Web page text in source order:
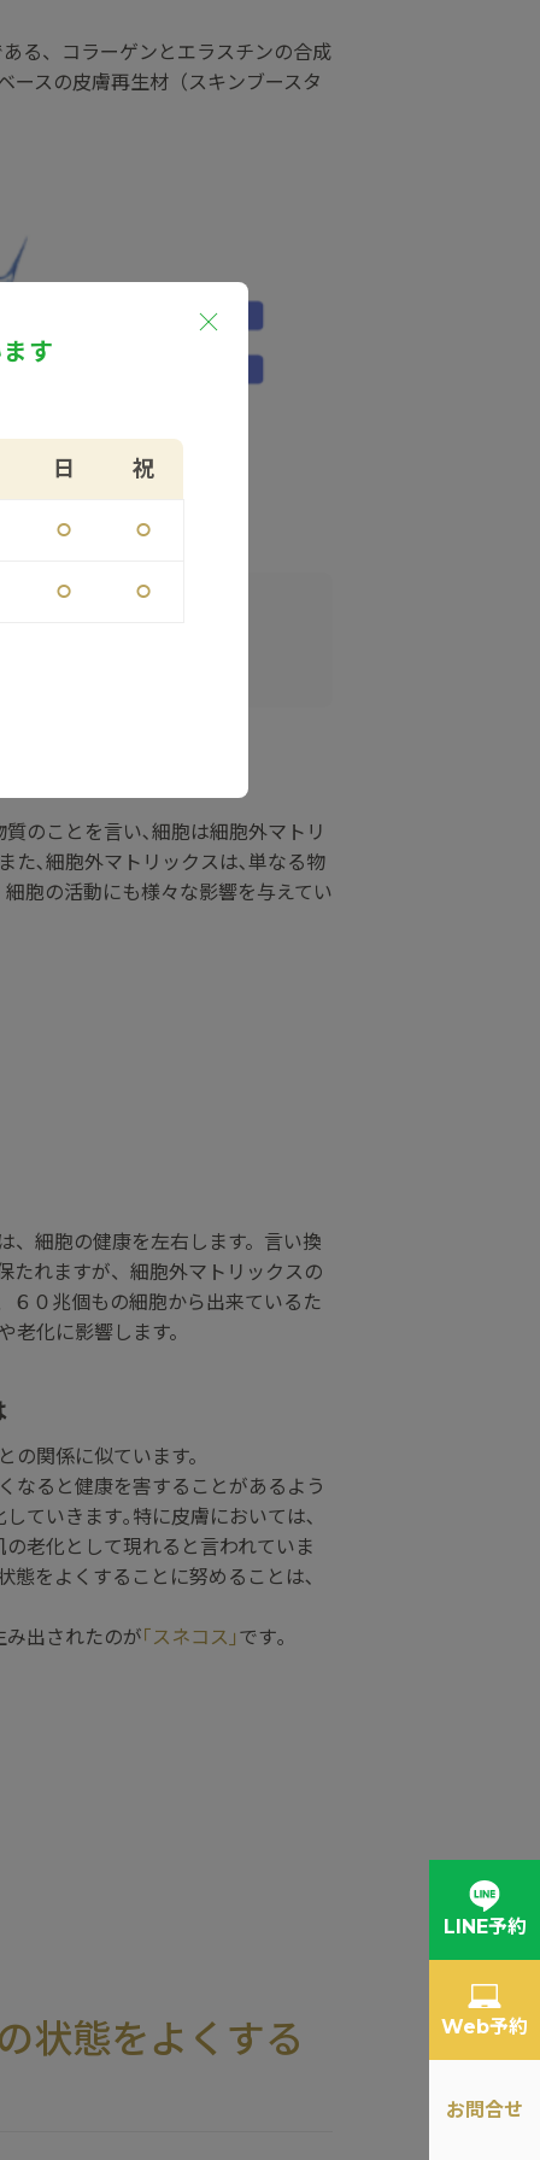
る、コラーゲンとエラスチンの合成
ースの皮膚再生材（スキンブースタ
のことを言い､細胞は細胞外マトリ
た､細胞外マトリックスは､単なる物
胞の活動にも様々な影響を与えてい
、細胞の健康を左右します。言い換
たれますが、細胞外マトリックスの
６０兆個もの細胞から出来ているた
化に影響します。
関係に似ています。
なると健康を害することがあるよう
ていきます｡特に皮膚においては､
老化として現れると言われていま
態をよくすることに努めることは､
み出されたのが｢スネコス｣ です｡
状態をよくする
LINE予約
Web予約
お問合せ
す
日 祝
⚪︎ ⚪︎
⚪︎ ⚪︎